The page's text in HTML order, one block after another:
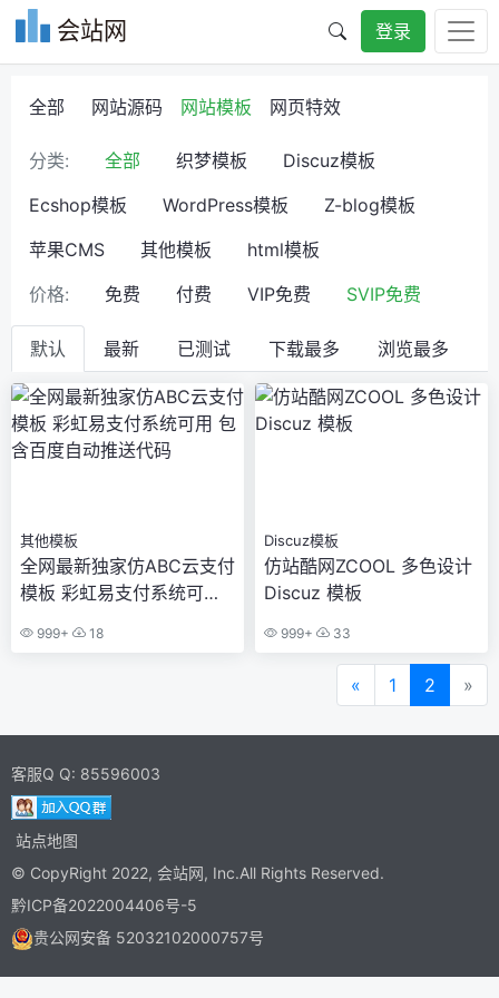
会站网 登录
全部 网站源码 网站模板 网页特效
分类: 全部 织梦模板
Discuz模板
Ecshop模板
WordPress模板
Z-blog模板
苹果CMS
其他模板
html模板
价格:
免费 付费 VIP免费 SVIP免费
默认 最新 已测试 下载最多 浏览最多
其他模板
全网最新独家仿ABC云支付
模板 彩虹易支付系统可用
999+ 18
Discuz模板
仿站酷网ZCOOL 多色设计
Discuz 模板
999+ 33
« 1 2 »
客服Q Q: 85596003
站点地图
© CopyRight 2022, 会站网, Inc.All Rights Reserved.
黔ICP备2022004406号-5
贵公网安备 52032102000757号